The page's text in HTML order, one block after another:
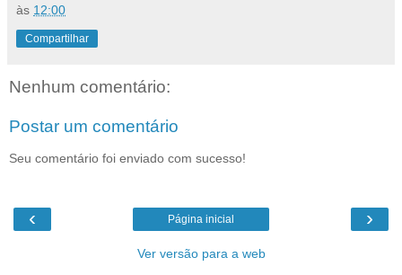
às 12:00
Compartilhar
Nenhum comentário:
Postar um comentário
Seu comentário foi enviado com sucesso!
‹ ›
Página inicial
Ver versão para a web